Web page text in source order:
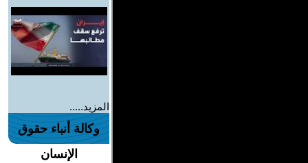
المزيد.....
وكالة أنباء حقوق
الإنسان